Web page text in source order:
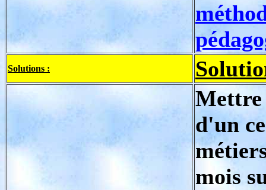
Solutions :
Mettre
d'un
mois